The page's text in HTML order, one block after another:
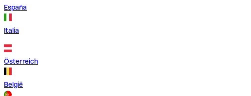
España
Italia
Österreich
België